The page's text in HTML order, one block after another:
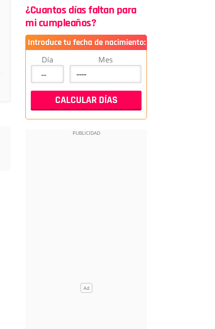
¿Cuantos días faltan para
mi cumpleaños?
Introduce tu fecha de nacimiento:
Día Mes